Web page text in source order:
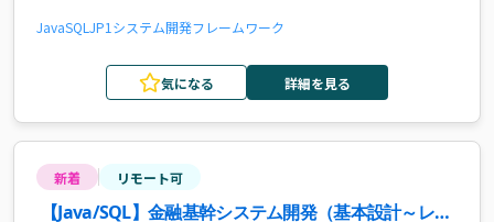
JavaSQL JP1 システム開発フレームワーク
気になる 詳細を見る
新着 リモート可
【Java/SQL】金融基幹システム開発（基本設計～レビ